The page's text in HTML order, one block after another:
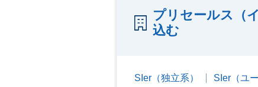
プリセールス（
込む
SIer（独立系） SIer（ユ